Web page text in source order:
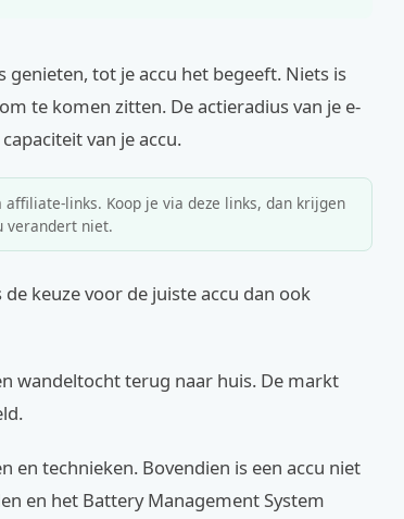
genieten, tot je accu het begeeft. Niets is
te komen zitten. De actieradius van je e-
van je accu.
links. Koop je via deze links, dan krijgen
verandert niet.
keuze voor de juiste accu dan ook
wandeltocht terug naar huis. De markt
en technieken. Bovendien is een accu niet
en het Battery Management System